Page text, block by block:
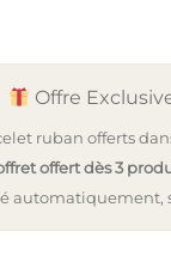
Offre
ruban offerts
offert dès 3
automatiquement,
grossesse